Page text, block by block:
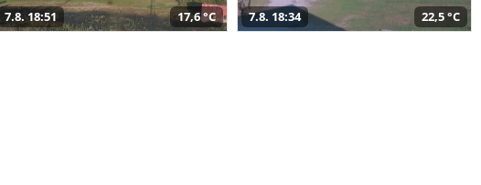
7.8. 18:51 17,6 °C 7.8. 18:34 22,5 °C